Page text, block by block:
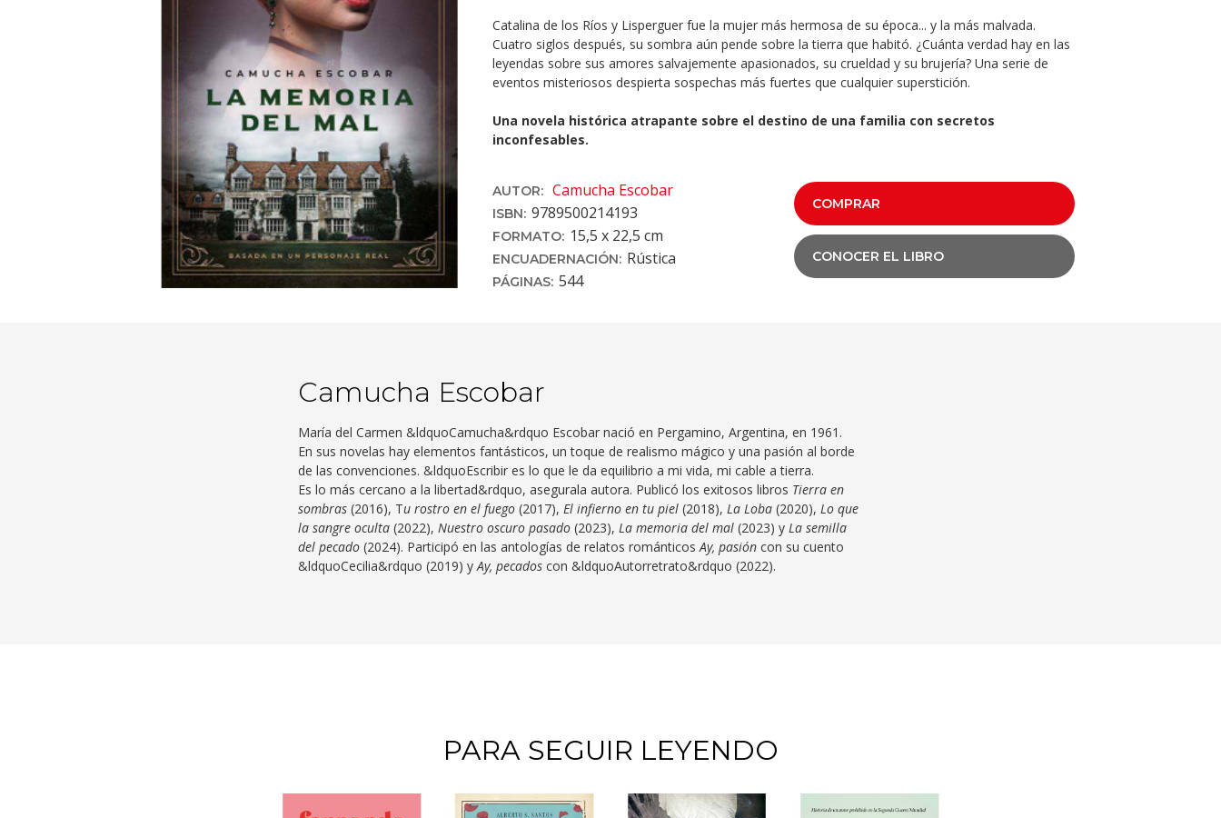
Catalina de los Ríos y Lisperguer fue la mujer más hermosa de su época... y la más malvada.
Cuatro siglos después, su sombra aún pende sobre la tierra que habitó. ¿Cuánta verdad hay en las
leyendas sobre sus amores salvajemente apasionados, su crueldad y su brujería? Una serie de
eventos misteriosos despierta sospechas más fuertes que cualquier superstición.
Una novela histórica atrapante sobre el destino de una familia con secretos
inconfesables.
AUTOR: Camucha Escobar
ISBN: 9789500214193
FORMATO: 15,5 x 22,5 cm
ENCUADERNACIÓN: Rústica
PÁGINAS: 544
COMPRAR
CONOCER EL LIBRO
Camucha Escobar
María del Carmen &ldquoCamucha&rdquo Escobarnació en Pergamino, Argentina, en 1961.
En sus novelas hay elementos fantásticos, un toque de realismo mágico y una pasión al borde
de las convenciones. &ldquoEscribir es lo que le da equilibrio a mi vida, mi cable a tierra.
Es lo más cercano a la libertad&rdquo, asegurala autora. Publicó los exitosos libros Tierra en
sombras(2016), Tu rostro en el fuego(2017), El infierno en tu piel (2018), La Loba(2020), Lo que
la sangre oculta(2022), Nuestro oscuro pasado(2023), La memoria del mal (2023) y La semilla
del pecado(2024). Participó en las antologías de relatos románticosAy, pasión con su cuento
&ldquoCecilia&rdquo (2019) yAy, pecados con &ldquoAutorretrato&rdquo (2022).
PARA SEGUIR LEYENDO